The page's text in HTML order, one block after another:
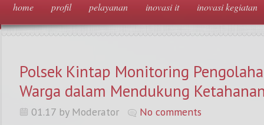
home profil pelayanan inovasi it inovasi kegiatan
Polsek Kintap Monitoring
Warga dalam Mendukung
01.17 by Moderator No comments